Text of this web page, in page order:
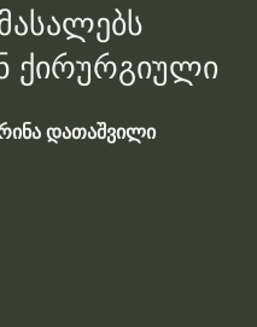
ქირურგიული
დათაშვილი